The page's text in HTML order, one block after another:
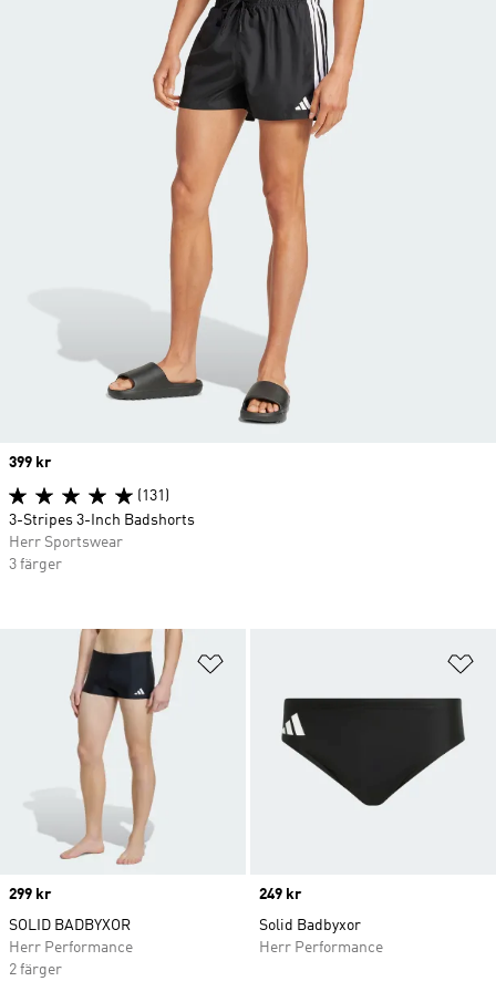
Price
299 kr
SOLID BADBYXOR
Herr Performance
2 färger
Price
249 kr
Solid Badbyxor
Herr Performance
Price
399 kr
(131)
3-Stripes 3-Inch Badshorts
Herr Sportswear
3 färger